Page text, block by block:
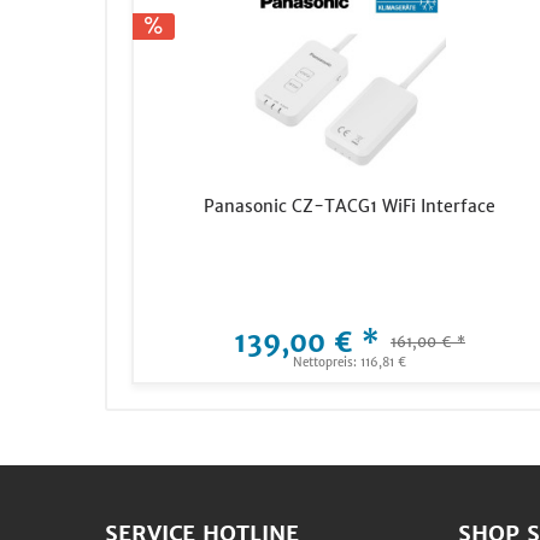
Panasonic CZ-TACG1 WiFi Interface
139,00 € * 161,00 € *
Nettopreis: 116,81 €
SERVICE HOTLINE SHOP